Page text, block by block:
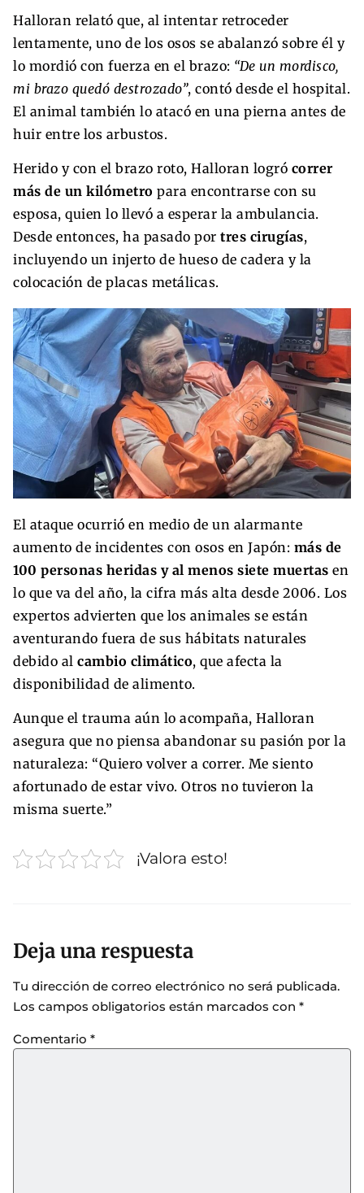
Halloran relató que, al intentar retroceder
lentamente, uno de los osos se abalanzó sobre él y
lo mordió con fuerza en el brazo: “De un mordisco,
mi brazo quedó destrozado”, contó desde el hospital.
El animal también lo atacó en una pierna antes de
huir entre los arbustos.
Herido y con el brazo roto, Halloran logró correr
más de un kilómetro para encontrarse con su
esposa, quien lo llevó a esperar la ambulancia.
Desde entonces, ha pasado por tres cirugías,
incluyendo un injerto de hueso de cadera y la
colocación de placas metálicas.
El ataque ocurrió en medio de un alarmante
aumento de incidentes con osos en Japón: más de
100 personas heridas y al menos siete muertas en
lo que va del año, la cifra más alta desde 2006. Los
expertos advierten que los animales se están
aventurando fuera de sus hábitats naturales
debido al cambio climático, que afecta la
disponibilidad de alimento.
Aunque el trauma aún lo acompaña, Halloran
asegura que no piensa abandonar su pasión por la
naturaleza: “Quiero volver a correr. Me siento
afortunado de estar vivo. Otros no tuvieron la
misma suerte.”
¡Valora esto!
Deja una respuesta
Tu dirección de correo electrónico no será publicada.
Los campos obligatorios están marcados con *
Comentario *